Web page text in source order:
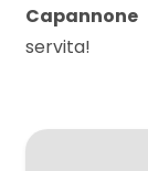
Capannone
servita!
2